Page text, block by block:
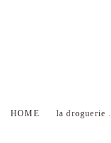
HOME la droguerie